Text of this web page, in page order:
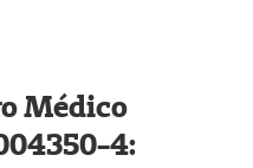
Médico
4: